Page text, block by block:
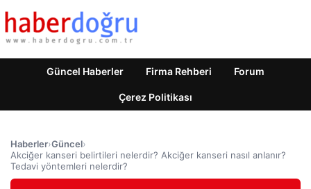
Güncel Haberler Firma Rehberi Forum
Çerez Politikası
Haberler›Güncel›
Akciğer kanseri belirtileri nelerdir? Akciğer kanseri nasıl anlanır?
Tedavi yöntemleri nelerdir?